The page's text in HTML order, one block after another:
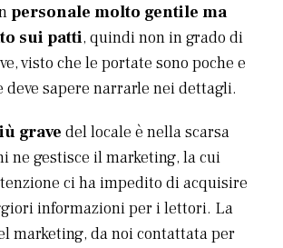
personale molto gentile ma
sui patti, quindi non in grado di
visto che le portate sono poche e
deve sapere narrarle nei dettagli.
grave del locale è nella scarsa
ne gestisce il marketing, la cui
ci ha impedito di acquisire
informazioni per i lettori. La
marketing, da noi contattata per